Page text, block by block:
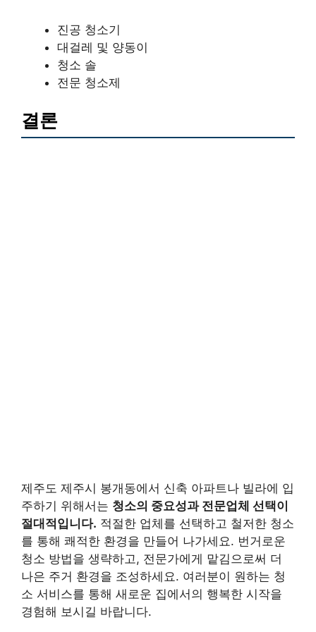
진공 청소기
대걸레 및 양동이
청소 솔
전문 청소제
결론
제주도 제주시 봉개동에서 신축 아파트나 빌라에 입
주하기 위해서는 청소의 중요성과 전문업체 선택이
절대적입니다. 적절한 업체를 선택하고 철저한 청소
를 통해 쾌적한 환경을 만들어 나가세요. 번거로운
청소 방법을 생략하고, 전문가에게 맡김으로써 더
나은 주거 환경을 조성하세요. 여러분이 원하는 청
소 서비스를 통해 새로운 집에서의 행복한 시작을
경험해 보시길 바랍니다.